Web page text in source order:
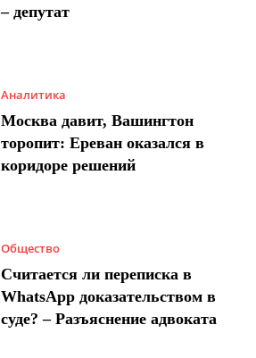
– депутат
Аналитика
Москва давит, Вашингтон
торопит: Ереван оказался в
коридоре решений
Общество
Считается ли переписка в
WhatsApp доказательством в
суде? – Разъяснение адвоката